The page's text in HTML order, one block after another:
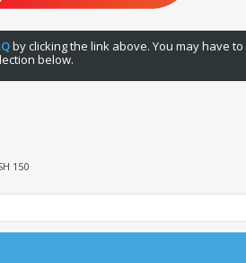
by clicking the link above. You may have to
below.
150